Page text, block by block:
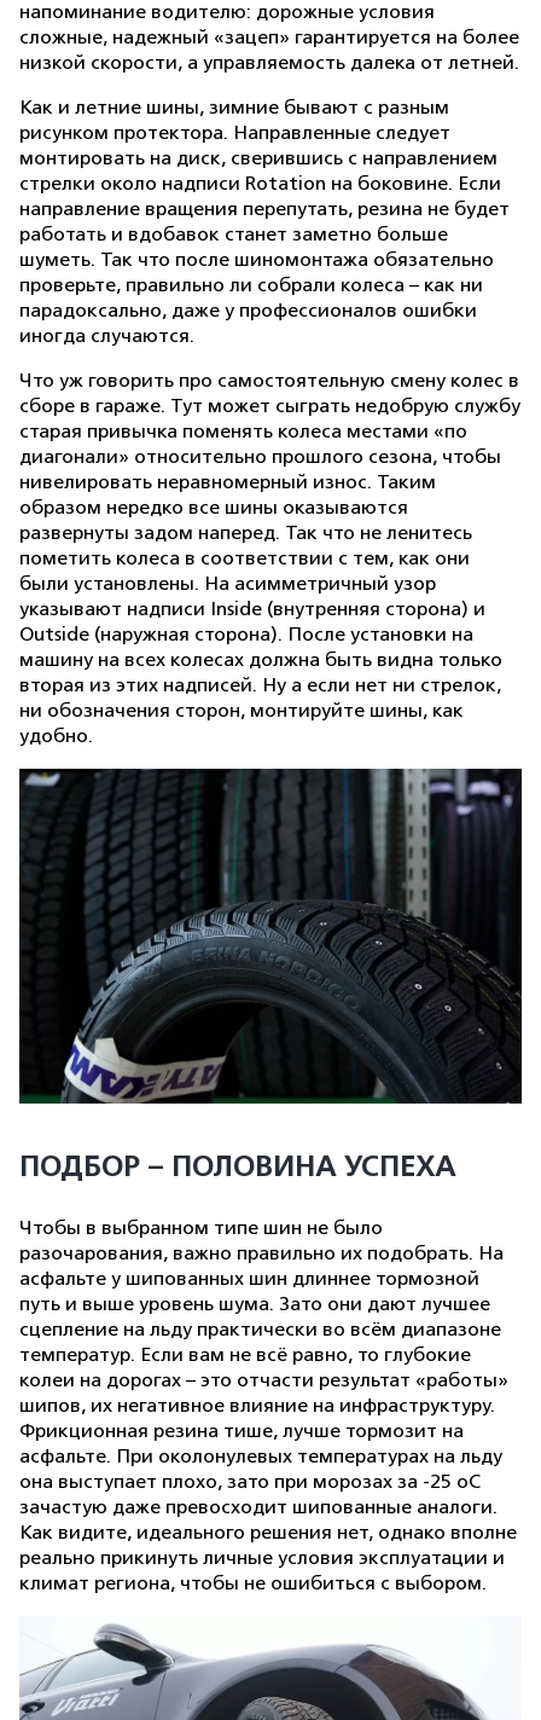
напоминание водителю: дорожные условия
сложные, надежный «зацеп» гарантируется на более
низкой скорости, а управляемость далека от летней.
Как и летние шины, зимние бывают с разным
рисунком протектора. Направленные следует
монтировать на диск, сверившись с направлением
стрелки около надписи Rotation на боковине. Если
направление вращения перепутать, резина не будет
работать и вдобавок станет заметно больше
шуметь. Так что после шиномонтажа обязательно
проверьте, правильно ли собрали колеса – как ни
парадоксально, даже у профессионалов ошибки
иногда случаются.
Что уж говорить про самостоятельную смену колес в
сборе в гараже. Тут может сыграть недобрую службу
старая привычка поменять колеса местами «по
диагонали» относительно прошлого сезона, чтобы
нивелировать неравномерный износ. Таким
образом нередко все шины оказываются
развернуты задом наперед. Так что не ленитесь
пометить колеса в соответствии с тем, как они
были установлены. На асимметричный узор
указывают надписи Inside (внутренняя сторона) и
Outside (наружная сторона). После установки на
машину на всех колесах должна быть видна только
вторая из этих надписей. Ну а если нет ни стрелок,
ни обозначения сторон, монтируйте шины, как
удобно.
ПОДБОР – ПОЛОВИНА УСПЕХА
Чтобы в выбранном типе шин не было
разочарования, важно правильно их подобрать. На
асфальте у шипованных шин длиннее тормозной
путь и выше уровень шума. Зато они дают лучшее
сцепление на льду практически во всём диапазоне
температур. Если вам не всё равно, то глубокие
колеи на дорогах – это отчасти результат «работы»
шипов, их негативное влияние на инфраструктуру.
Фрикционная резина тише, лучше тормозит на
асфальте. При околонулевых температурах на льду
она выступает плохо, зато при морозах за -25 оС
зачастую даже превосходит шипованные аналоги.
Как видите, идеального решения нет, однако вполне
реально прикинуть личные условия эксплуатации и
климат региона, чтобы не ошибиться с выбором.